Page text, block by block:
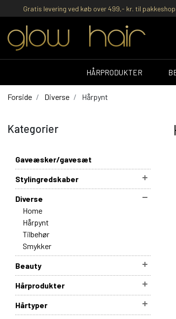
Gratis levering ved køb over 499,- kr. til pakkeshop
HÅRPRODUKTER
Forside Diverse Hårpynt
Kategorier
Gaveæsker/gavesæt
Stylingredskaber
Diverse
Home
Hårpynt
Tilbehør
Smykker
Beauty
Hårprodukter
Hårtyper